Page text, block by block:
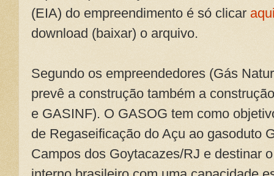
(EIA) do empreendimento é só clicar
download (baixar) o arquivo.
Segundo os empreendedores (Gás
prevê a construção também a
e GASINF). O GASOG tem como
de Regaseificação do Açu ao gasoduto
Campos dos Goytacazes/RJ e destinar